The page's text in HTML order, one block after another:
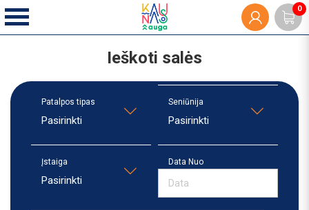
Ieškoti salės
Patalpos tipas
Pasirinkti
Seniūnija
Pasirinkti
Įstaiga
Pasirinkti
Data Nuo
0